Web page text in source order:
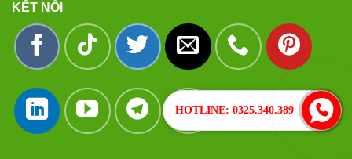
KẾT NỐI
HOTLINE: 0325.340.389